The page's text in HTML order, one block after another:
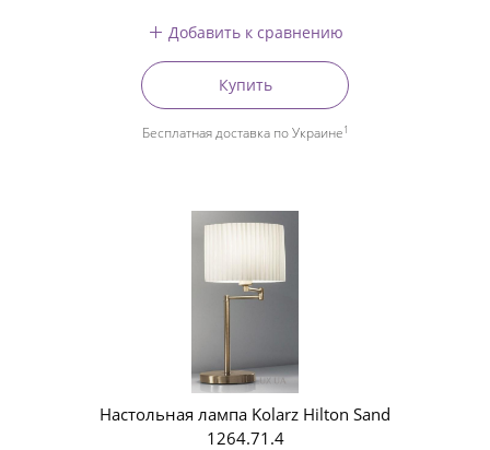
Добавить к сравнению
Купить
Бесплатная доставка по Украине1
Настольная лампа Kolarz Hilton Sand
1264.71.4